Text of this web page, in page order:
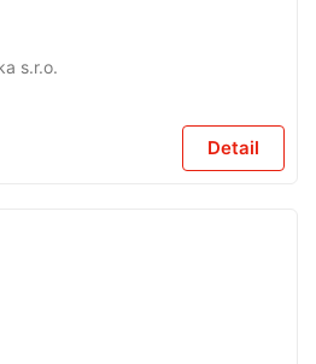
s.r.o.
Detail